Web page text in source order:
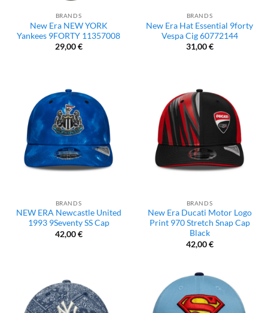
BRANDS
New Era NEW YORK
Yankees 9FORTY 11357008
29,00€
BRANDS
New Era Hat Essential 9forty
Vespa Cig 60772144
31,00€
BRANDS
NEW ERA Newcastle United
1993 9Seventy SS Cap
42,00€
BRANDS
New Era Ducati Motor Logo
Print 970 Stretch Snap Cap
Black
42,00€